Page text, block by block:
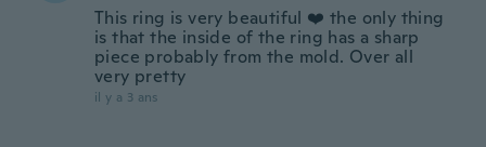
This ring is very beautiful ❤️ the only thing
is that the inside of the ring has a sharp
piece probably from the mold. Over all
very pretty
il y a 3 ans